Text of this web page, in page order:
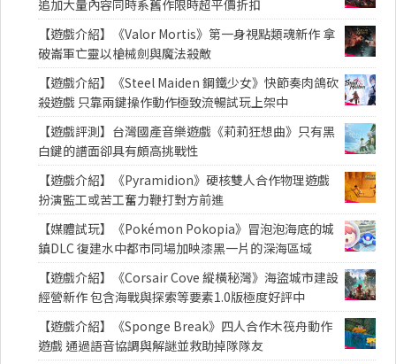
追加大量內容同時系舊作限時超平價折扣
【遊戲介紹】《Valor Mortis》第一身視點類魂新作 拿
破崙軍亡靈以槍械劍與魔法殺敵
【遊戲介紹】《Steel Maiden 鋼鐵少女》快節奏肉鴿砍
殺遊戲 只靠兩鍵操作動作極致流暢試玩上架中
【遊戲評測】台灣國產音樂遊戲《莉莉狂想曲》只有黑
白鍵的譜面卻具有頗高挑戰性
【遊戲介紹】《Pyramidion》硬核雙人合作物理遊戲
扮演監工或苦工奮力鞭打對方前進
【媒體試玩】《Pokémon Pokopia》冒泡泡海底的城
鎮DLC 復建水中都市同場加映漆黑一片的深海區域
【遊戲介紹】《Corsair Cove 縱橫秘灣》海盜城市建設
經營新作 包含海戰與探索等要素1.0版極度好評中
【遊戲介紹】《Sponge Break》四人合作木筏舟動作
遊戲 通過語音協調與解謎並救助掉隊隊友